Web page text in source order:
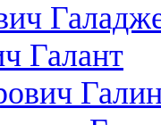
Галант